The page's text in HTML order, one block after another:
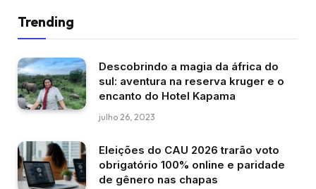
Trending
Descobrindo a magia da áfrica do
sul: aventura na reserva kruger e o
encanto do Hotel Kapama
julho 26, 2023
Eleições do CAU 2026 trarão voto
obrigatório 100% online e paridade
de gênero nas chapas